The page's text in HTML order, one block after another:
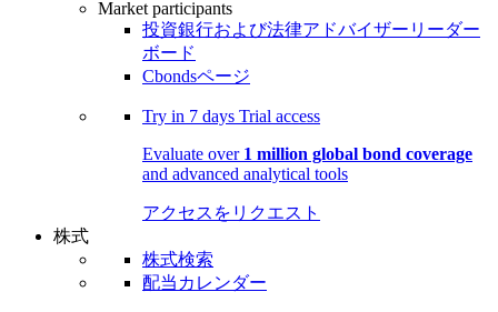
Market participants
投資銀行および法律アドバイザーリーダー
ボード
Cbondsページ
Try in 7 days Trial access
Evaluate over 1 million global bond coverage
and advanced analytical tools
アクセスをリクエスト
株式
株式検索
配当カレンダー